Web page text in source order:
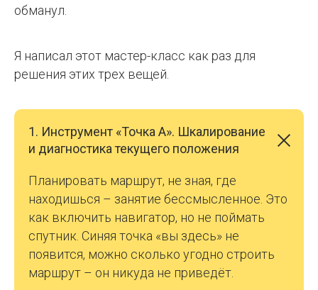
обманул.
Я написал этот мастер-класс как раз для
решения этих трех вещей.
1. Инструмент «Точка А». Шкалирование
и диагностика текущего положения
Планировать маршрут, не зная, где
находишься – занятие бессмысленное. Это
как включить навигатор, но не поймать
спутник. Синяя точка «вы здесь» не
появится, можно сколько угодно строить
маршрут – он никуда не приведёт.